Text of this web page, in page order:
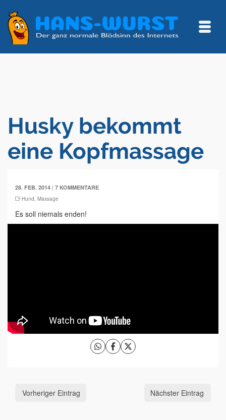
Husky bekommt
eine Kopfmassage
28. FEB. 2014 | 7 KOMMENTARE
Hund, Massage
Es soll niemals enden!
Vorheriger Eintrag Nächster Eintrag